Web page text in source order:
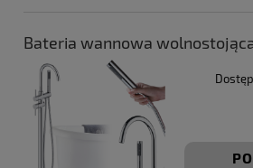
Bateria wannowa